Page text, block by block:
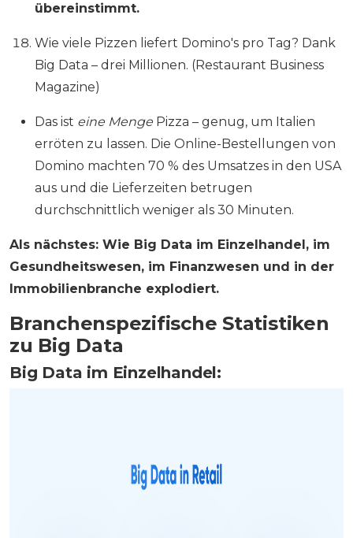
übereinstimmt.
Wie viele Pizzen liefert Domino's pro Tag? Dank
Big Data – drei Millionen. (Restaurant Business
Magazine)
Das ist eine Menge Pizza – genug, um Italien
erröten zu lassen. Die Online-Bestellungen von
Domino machten 70 % des Umsatzes in den USA
aus und die Lieferzeiten betrugen
durchschnittlich weniger als 30 Minuten.
Als nächstes: Wie Big Data im Einzelhandel, im
Gesundheitswesen, im Finanzwesen und in der
Immobilienbranche explodiert.
Branchenspezifische Statistiken
zu Big Data
Big Data im Einzelhandel: